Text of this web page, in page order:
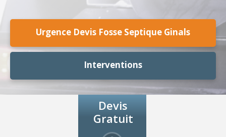
Urgence Devis Fosse Septique Ginals
Interventions
Devis
Gratuit